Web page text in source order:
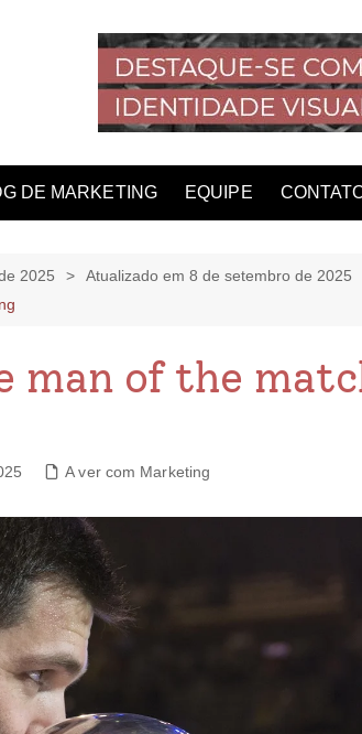
DE MARKETING EQUIPE
2025 Atualizado em 8 de setembro de 2025
man of the
A ver com Marketing